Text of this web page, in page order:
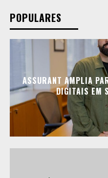
POPULARES
ASSURANT AMPLIA
DIGITAIS EM